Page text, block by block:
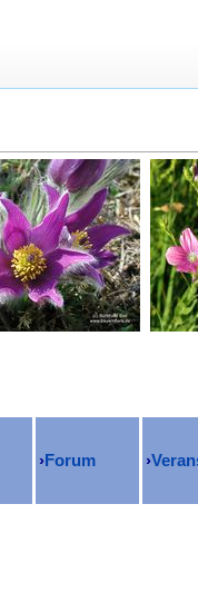
›Forum ›